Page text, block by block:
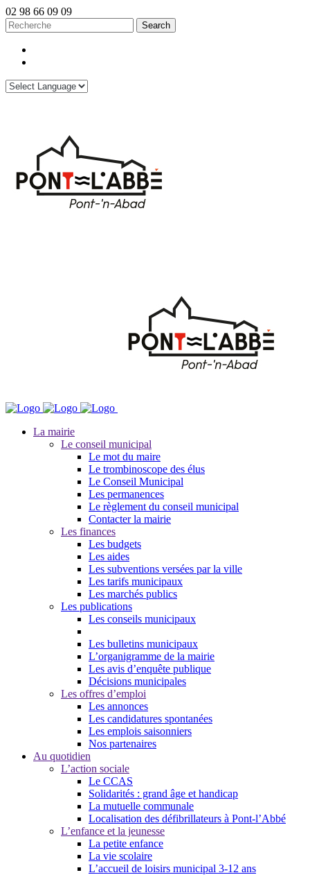
02 98 66 09 09
La mairie
Le conseil municipal
Le mot du maire
Le trombinoscope des élus
Le Conseil Municipal
Les permanences
Le règlement du conseil municipal
Contacter la mairie
Les finances
Les budgets
Les aides
Les subventions versées par la ville
Les tarifs municipaux
Les marchés publics
Les publications
Les conseils municipaux
Les bulletins municipaux
L’organigramme de la mairie
Les avis d’enquête publique
Décisions municipales
Les offres d’emploi
Les annonces
Les candidatures spontanées
Les emplois saisonniers
Nos partenaires
Au quotidien
L’action sociale
Le CCAS
Solidarités : grand âge et handicap
La mutuelle communale
Localisation des défibrillateurs à Pont-l’Abbé
L’enfance et la jeunesse
La petite enfance
La vie scolaire
L’accueil de loisirs municipal 3-12 ans